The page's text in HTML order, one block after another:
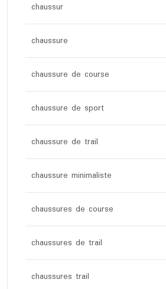
chaussur
chaussure
chaussure de course
chaussure de sport
chaussure de trail
chaussure minimaliste
chaussures de course
chaussures de trail
chaussures trail